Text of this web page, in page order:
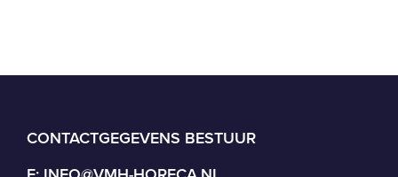
CONTACTGEGEVENS BESTUUR